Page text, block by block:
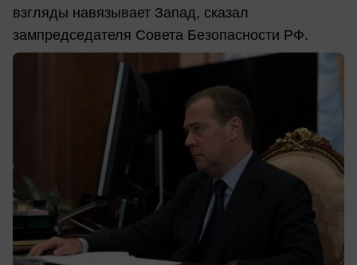
взгляды навязывает Запад, сказал
зампредседателя Совета Безопасности РФ.